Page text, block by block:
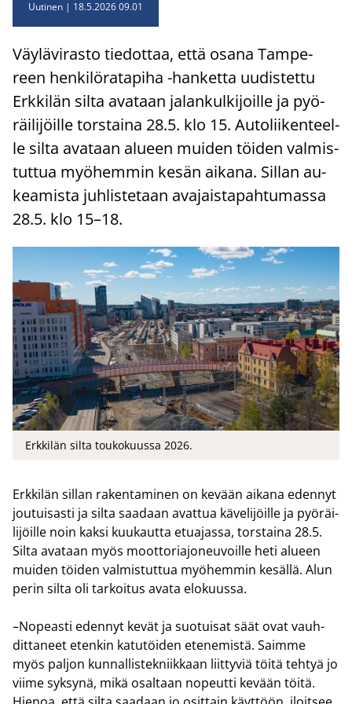
Uutinen 18.5.2026 09.01
Väy­lä­vi­ras­to tie­dot­taa, että osana Tam­pe­
reen hen­ki­lö­ra­ta­pi­ha -​hanketta uu­dis­tet­tu
Erk­ki­län silta ava­taan ja­lan­kul­ki­joil­le ja pyö­
räi­li­jöil­le tors­tai­na 28.5. klo 15. Au­to­lii­ken­teel­
le silta ava­taan alu­een mui­den töi­den val­mis­
tut­tua myö­hem­min kesän ai­ka­na. Sil­lan au­
kea­mis­ta juh­lis­te­taan ava­jais­ta­pah­tu­mas­sa
28.5. klo 15–18.
Erkkilän silta toukokuussa 2026.
Erk­ki­län sil­lan ra­ken­ta­mi­nen on ke­vään ai­ka­na eden­nyt
jou­tui­sas­ti ja silta saa­daan avat­tua kä­ve­li­jöil­le ja pyö­räi­
li­jöil­le noin kaksi kuu­kaut­ta etua­jas­sa, tors­tai­na 28.5.
Silta ava­taan myös moot­to­ria­jo­neu­voil­le heti alu­een
mui­den töi­den val­mis­tut­tua myö­hem­min ke­säl­lä. Alun
perin silta oli tar­koi­tus avata elo­kuus­sa.
–No­peas­ti eden­nyt kevät ja suo­tui­sat säät ovat vauh­
dit­ta­neet eten­kin ka­tu­töi­den ete­ne­mis­tä. Saim­me
myös pal­jon kun­nal­lis­tek­niik­kaan liit­ty­viä töitä teh­tyä jo
viime syk­sy­nä, mikä osal­taan no­peut­ti ke­vään töitä.